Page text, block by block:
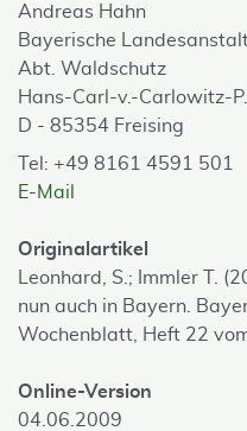
Andreas Hahn
Bayerische
Abt. Waldschutz
Hans-Carl-v.-Carlowitz-P.
D - 85354 Freising
Tel: +49 8161 4591 501
E-Mail
Originalartikel
Leonhard, S.; Immler T.
nun auch in Bayern.
Wochenblatt, Heft 22
Online-Version
04.06.2009